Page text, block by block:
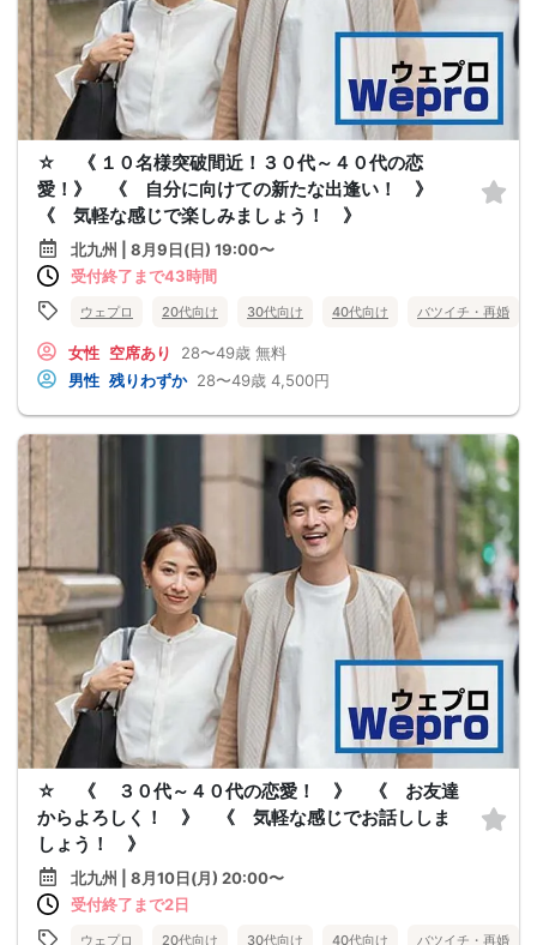
☆ 《 １０名様突破間近！３０代～４０代の恋
愛！》 《 自分に向けての新たな出逢い！ 》
《 気軽な感じで楽しみましょう！ 》
北九州 | 8月9日(日) 19:00〜
受付終了まで43時間
ウェプロ 20代向け 30代向け 40代向け バツイチ・再婚
女性 空席あり 28〜49歳 無料
男性 残りわずか 28〜49歳 4,500円
☆ 《 ３０代～４０代の恋愛！ 》 《 お友達
からよろしく！ 》 《 気軽な感じでお話ししま
しょう！ 》
北九州 | 8月10日(月) 20:00〜
受付終了まで2日
ウェプロ 20代向け 30代向け 40代向け バツイチ・再婚